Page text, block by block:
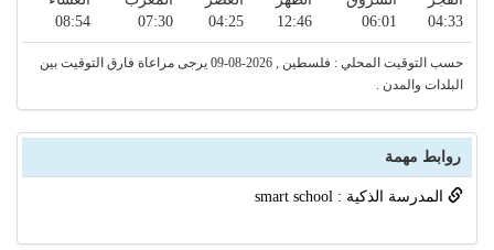
04:33
06:01
12:46
04:25
07:30
08:54
حسب التوقيت المحلي : فلسطين , 2026-08-09 يرجى مراعاة فارق التوقيت بين
البلدات والمدن .
روابط مهمة
المدرسة الذكية : smart school